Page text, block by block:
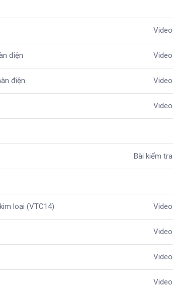
Video
điện Video
điện Video
Video
Bài kiểm tra
loại (VTC14) Video
Video
Video
Video